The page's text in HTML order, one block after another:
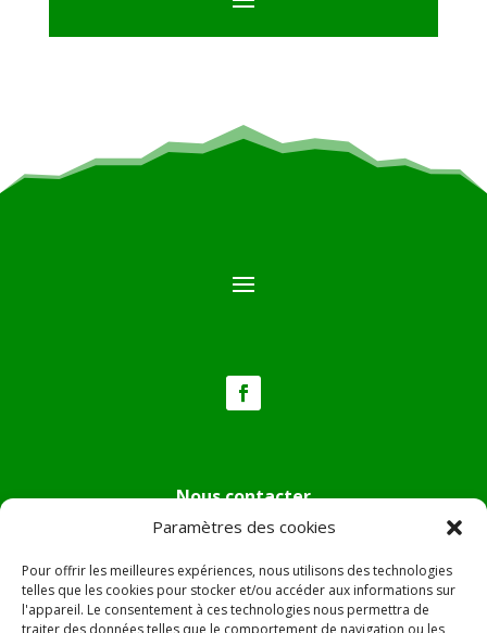
Paramètres des cookies
Pour offrir les meilleures expériences, nous utilisons des technologies
telles que les cookies pour stocker et/ou accéder aux informations sur
l'appareil. Le consentement à ces technologies nous permettra de
traiter des données telles que le comportement de navigation ou les
Nous contacter
Tél :04.95.36.24.02
Mail:
mairie.pietradiverde@wanadoo.fr
Adresse :Hôtel de ville de Pietra di Verde
Le village